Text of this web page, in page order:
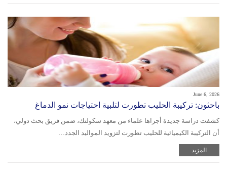
June 6, 2026
باحثون: تركيبة الحليب تطورت لتلبية احتياجات نمو الدماغ
كشفت دراسة جديدة أجراها علماء من معهد سكولتك، ضمن فريق بحث دولي،
أن التركيبة الكيميائية للحليب تطورت لتزويد المواليد الجدد…
المزيد